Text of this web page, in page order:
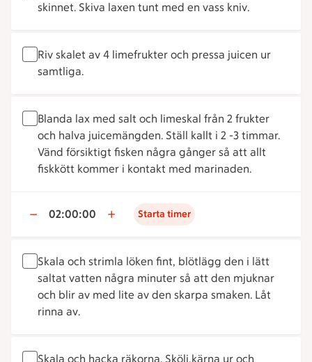
skinnet. Skiva laxen tunt med en vass kniv.
Riv skalet av 4 limefrukter och pressa juicen ur
samtliga.
Blanda lax med salt och limeskal från 2 frukter
och halva juicemängden. Ställ kallt i 2 -3 timmar.
Vänd försiktigt fisken några gånger så att allt
fiskkött kommer i kontakt med marinaden.
02:00:00 Starta timer
Skala och strimla löken fint, blötlägg den i lätt
saltat vatten några minuter så att den mjuknar
och blir av med lite av den skarpa smaken. Låt
rinna av.
Skala och hacka räkorna. Skölj,kärna ur och